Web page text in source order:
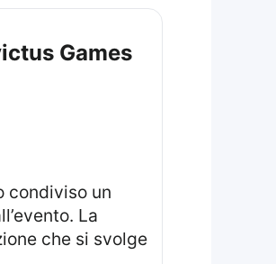
Games
condiviso un
La
che si svolge